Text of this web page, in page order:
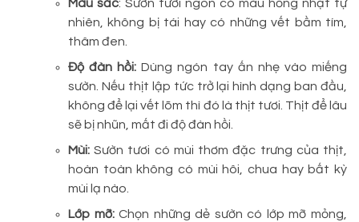
Màu sắc: Sườn tươi ngon có màu hồng nhạt tự
nhiên, không bị tái hay có những vết bầm tím,
thâm đen.
Độ đàn hồi: Dùng ngón tay ấn nhẹ vào miếng
sườn. Nếu thịt lập tức trở lại hình dạng ban đầu,
không để lại vết lõm thì đó là thịt tươi. Thịt để lâu
sẽ bị nhũn, mất đi độ đàn hồi.
Mùi: Sườn tươi có mùi thơm đặc trưng của thịt,
hoàn toàn không có mùi hôi, chua hay bất kỳ
mùi lạ nào.
Lớp mỡ:Chọn những dẻ sườn có lớp mỡ mỏng,